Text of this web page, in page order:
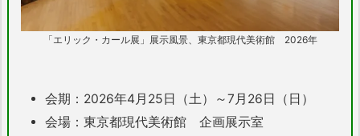
「エリック・カール展」展示風景、東京都現代美術館 2026年
会期：2026年4月25日（土）～7月26日（日）
会場：東京都現代美術館 企画展示室